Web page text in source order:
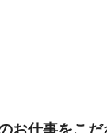
お仕事をこ